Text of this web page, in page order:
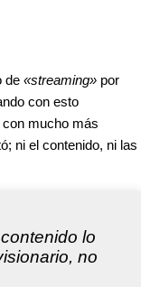
de «streaming» por
con esto
mucho más
ni el contenido, ni las
lo
no